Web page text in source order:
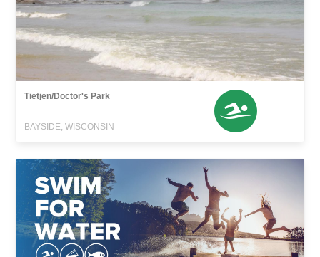
Tietjen/Doctor's Park
BAYSIDE, WISCONSIN